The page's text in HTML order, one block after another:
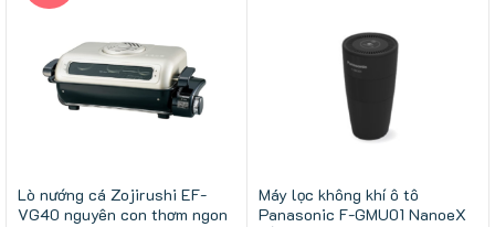
Lò nướng cá Zojirushi EF-
VG40 nguyên con thơm ngon
Máy lọc không khí ô tô
Panasonic F-GMU01 NanoeX